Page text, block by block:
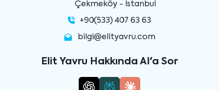
Çekmeköy - İstanbul
+90(533) 407 63 63
bilgi@elityavru.com
Elit Yavru Hakkında AI'a Sor